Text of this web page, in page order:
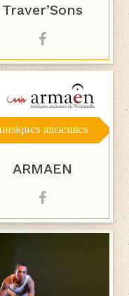
Traver’Sons
anciennes
ARMAEN